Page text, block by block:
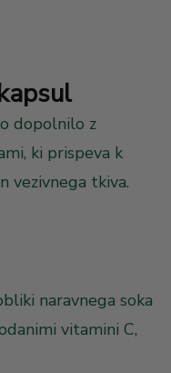
dopolnilo z
ki prispeva k
vezivnega tkiva.
naravnega soka
vitamini C,